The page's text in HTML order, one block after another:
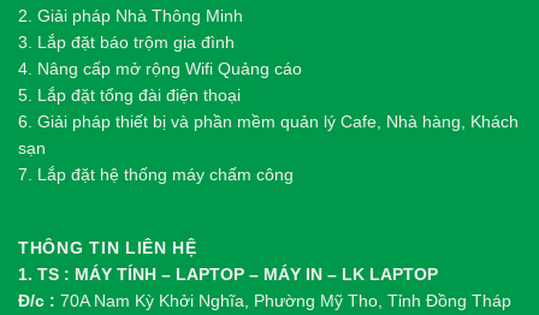
2. Giải pháp Nhà Thông Minh
3. Lắp đặt báo trộm gia đình
4. Nâng cấp mở rộng Wifi Quảng cáo
5. Lắp đặt tổng đài điện thoại
6. Giải pháp thiết bị và phần mềm quản lý Cafe, Nhà hàng, Khách
sạn
7. Lắp đặt hệ thống máy chấm công
THÔNG TIN LIÊN HỆ
1. TS : MÁY TÍNH – LAPTOP – MÁY IN – LK LAPTOP
Đ/c : 70A Nam Kỳ Khởi Nghĩa, Phường Mỹ Tho, Tỉnh Đồng Tháp